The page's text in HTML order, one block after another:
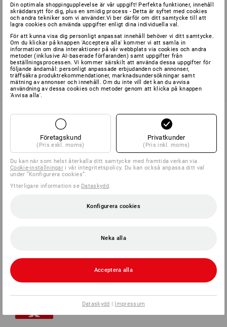
Du har redan sett 2 av 2 artiklar.
SERVICE 040 694 90 01
SERVICE
Din optimala shoppingupplevelse är vår uppgift! Perfekta funktioner, innehåll
skräddarsytt för dig, plus en smidig process - Detta är syftet med cookies
och andra tekniker som vi använder.Vi ber därför om ditt samtycke till att
lagra cookies och använda uppgifter enligt dina individuella val.
För att kunna visa dig personligt anpassat innehåll behöver vi ditt samtycke.
Om du klickar på knappen 'Acceptera alla' kommer vi att samla in
information om dina interaktioner på vår webbplats via cookies och andra
metoder (inklusive AI‑baserade förfaranden) samt uppgifter från
beställningsprocessen. Vi kommer särskilt att använda dessa uppgifter för
följande ändamål: personligt anpassade erbjudanden och annonser,
träffsäkra produktrekommendationer, marknadsundersökningar samt
mätning av annonser och innehåll. Om du inte vill det kan du avvisa
användning av dessa cookies och metoder genom att klicka på knappen
'Avvisa alla'.
Företagskund
(Pris exkl. moms)
Privatkunder
(Pris inkl. moms)
Du kan när som helst återkalla ditt samtycke med framtida verkan via
Cookie-inställningar i vår integritetspolicy. Du kan också anpassa ditt val
under ”Konfigurera cookies”.
Ytterligare information se Dataskydd.
Konfigurera cookies
Neka alla
Acceptera alla
Dataskydd | Impressum